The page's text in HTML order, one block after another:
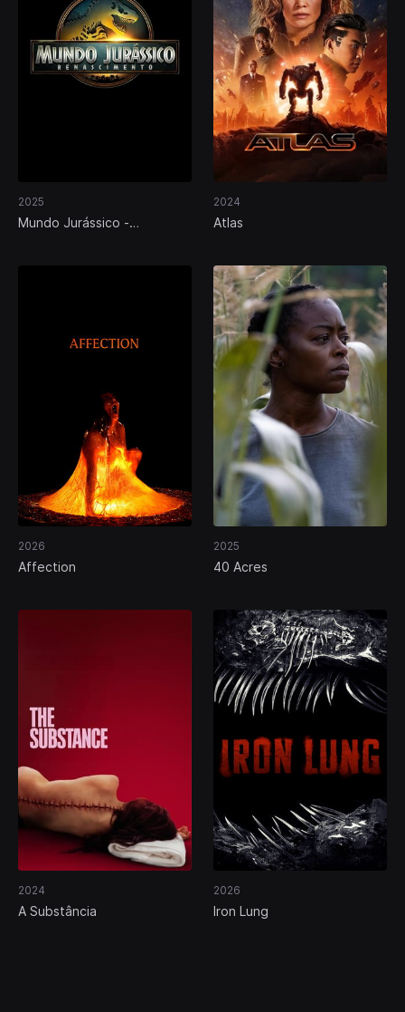
2025
Mundo Jurássico -
2024
Atlas
2026
Affection
2025
40 Acres
2024
A Substância
2026
Iron Lung